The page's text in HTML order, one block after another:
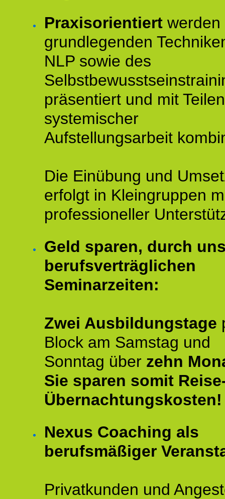
Praxisorientiert werden
grundlegenden
NLP sowie des
präsentiert und mit Teilen
systemischer
Aufstellungsarbeit
Die Einübung und
erfolgt in Kleingruppen
professioneller
Geld sparen, durch
berufsverträglichen
Seminarzeiten:
Zwei Ausbildungstage
Block am Samstag und
Sonntag über zehn
Sie sparen somit
Übernachtungskosten!
Nexus Coaching als
berufsmäßiger
Privatkunden und